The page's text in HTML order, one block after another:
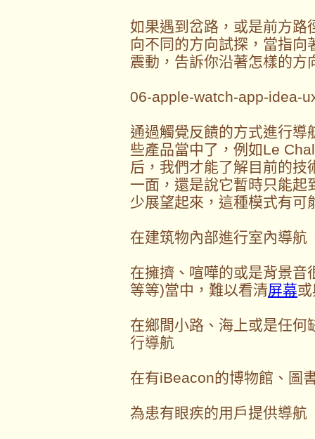
如果遇到岔路，或是前方路
向不同的方向試探，當指向
震動，告訴你沿著怎樣的方
06-apple-watch-app-idea-
通過觸覺反饋的方式進行導
些產品當中了，例如Le
后，我們才能了解目前的技
一面，還是說它暫時只能起
少展望起來，這種模式有可
在建筑物內部進行室內導航
在擁擠、喧嘩的或是背景音
等等)當中，難以看清屏幕
在鄉間小路、海上或是任何
行導航
在有iBeacon的博物館、圖
為患有眼疾的用戶提供導航